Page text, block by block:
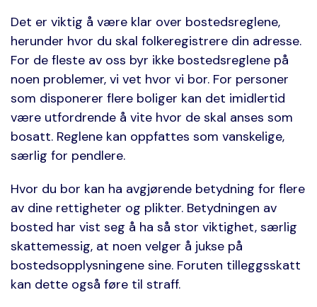
Det er viktig å være klar over bostedsreglene,
herunder hvor du skal folkeregistrere din adresse.
For de fleste av oss byr ikke bostedsreglene på
noen problemer, vi vet hvor vi bor. For personer
som disponerer flere boliger kan det imidlertid
være utfordrende å vite hvor de skal anses som
bosatt. Reglene kan oppfattes som vanskelige,
særlig for pendlere.
Hvor du bor kan ha avgjørende betydning for flere
av dine rettigheter og plikter. Betydningen av
bosted har vist seg å ha så stor viktighet, særlig
skattemessig, at noen velger å jukse på
bostedsopplysningene sine. Foruten tilleggsskatt
kan dette også føre til straff.